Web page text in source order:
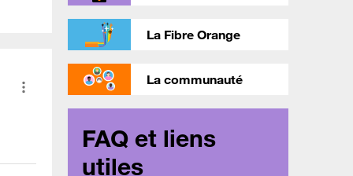
La Fibre Orange
La communauté
FAQ et liens
utiles